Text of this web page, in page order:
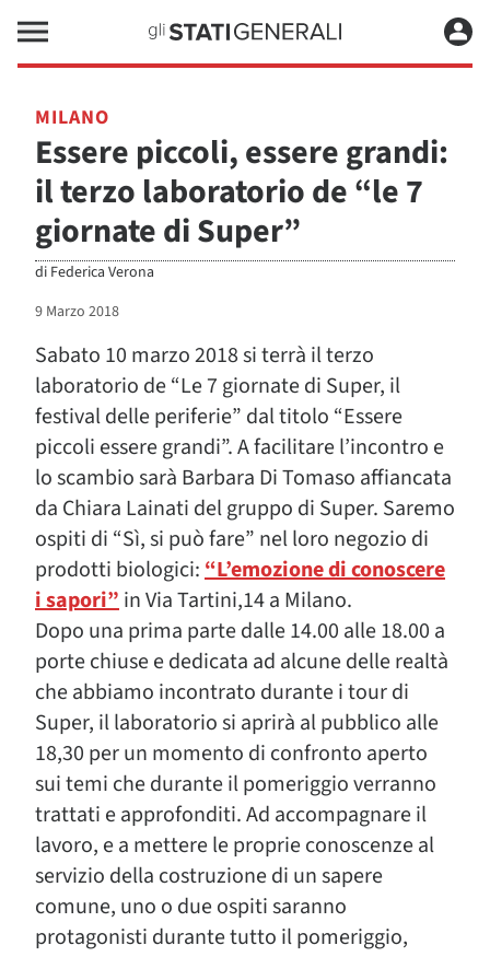
MILANO
Essere piccoli, essere grandi:
il terzo laboratorio de “le 7
giornate di Super”
di Federica Verona
9 Marzo 2018
Sabato 10 marzo 2018 si terrà il terzo
laboratorio de “Le 7 giornate di Super, il
festival delle periferie” dal titolo “Essere
piccoli essere grandi”. A facilitare l’incontro e
lo scambio sarà Barbara Di Tomaso affiancata
da Chiara Lainati del gruppo di Super. Saremo
ospiti di “Sì, si può fare” nel loro negozio di
prodotti biologici:“L’emozione di conoscere
i sapori”in Via Tartini,14 a Milano.
Dopo una prima parte dalle 14.00 alle 18.00 a
porte chiuse e dedicata ad alcune delle realtà
che abbiamo incontrato durante i tour di
Super, il laboratorio si aprirà al pubblico alle
18,30 per un momento di confronto aperto
sui temi che durante il pomeriggio verranno
trattati e approfonditi. Ad accompagnare il
lavoro, e a mettere le proprie conoscenze al
servizio della costruzione di un sapere
comune, uno o due ospiti saranno
protagonisti durante tutto il pomeriggio,